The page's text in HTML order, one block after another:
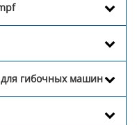
гибочных машин